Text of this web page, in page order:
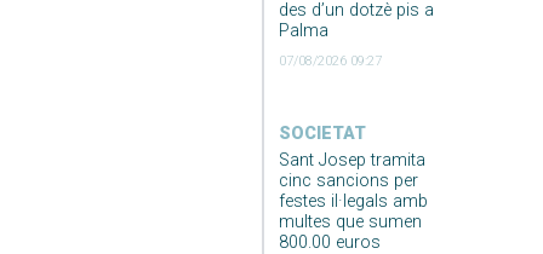
des d’un dotzè pis a
Palma
07/08/2026 09:27
SOCIETAT
Sant Josep tramita
cinc sancions per
festes il·legals amb
multes que sumen
800.00 euros